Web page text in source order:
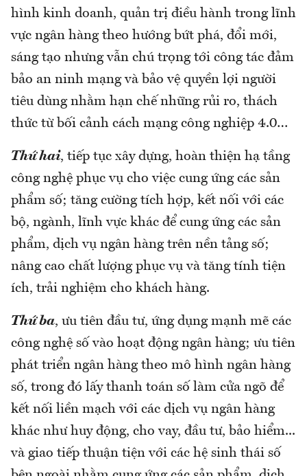
hình kinh doanh, quản trị điều hành trong lĩnh
vực ngân hàng theo hướng bứt phá, đổi mới,
sáng tạo nhưng vẫn chú trọng tới công tác đảm
bảo an ninh mạng và bảo vệ quyền lợi người
tiêu dùng nhằm hạn chế những rủi ro, thách
thức từ bối cảnh cách mạng công nghiệp 4.0…
Thứ hai, tiếp tục xây dựng, hoàn thiện hạ tầng
công nghệ phục vụ cho việc cung ứng các sản
phẩm số; tăng cường tích hợp, kết nối với các
bộ, ngành, lĩnh vực khác để cung ứng các sản
phẩm, dịch vụ ngân hàng trên nền tảng số;
nâng cao chất lượng phục vụ và tăng tính tiện
ích, trải nghiệm cho khách hàng.
Thứ ba, ưu tiên đầu tư, ứng dụng mạnh mẽ các
công nghệ số vào hoạt động ngân hàng; ưu tiên
phát triển ngân hàng theo mô hình ngân hàng
số, trong đó lấy thanh toán số làm cửa ngõ để
kết nối liền mạch với các dịch vụ ngân hàng
khác như huy động, cho vay, đầu tư, bảo hiểm...
và giao tiếp thuận tiện với các hệ sinh thái số